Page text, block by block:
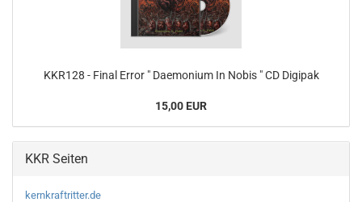
KKR128 - Final Error " Daemonium In Nobis " CD Digipak
15,00 EUR
KKR Seiten
kernkraftritter.de